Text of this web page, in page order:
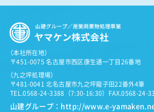
（本社所在地）
〒451-0075 名古屋市西区康生通一丁目26番地
（九之坪処理場）
〒481-0041 北名古屋市九之坪龍子田22番外4筆
TEL.0568-24-3388（7:30-16:30） FAX.0568-24-
山建グループ： http://www.e-